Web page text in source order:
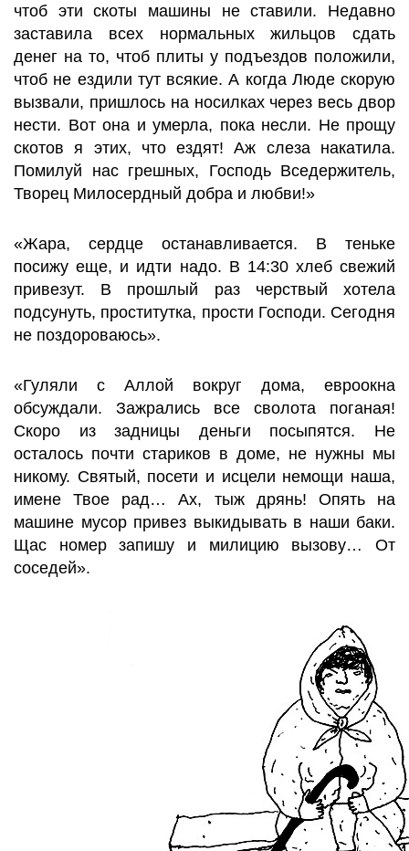
чтоб эти скоты машины не ставили. Недавно
заставила всех нормальных жильцов сдать
денег на то, чтоб плиты у подъездов положили,
чтоб не ездили тут всякие. А когда Люде скорую
вызвали, пришлось на носилках через весь двор
нести. Вот она и умерла, пока несли. Не прощу
скотов я этих, что ездят! Аж слеза накатила.
Помилуй нас грешных, Господь Вседержитель,
Творец Милосердный добра и любви!»
«Жара, сердце останавливается. В теньке
посижу еще, и идти надо. В 14:30 хлеб свежий
привезут. В прошлый раз черствый хотела
подсунуть, проститутка, прости Господи. Сегодня
не поздороваюсь».
«Гуляли с Аллой вокруг дома, евроокна
обсуждали. Зажрались все сволота поганая!
Скоро из задницы деньги посыпятся. Не
осталось почти стариков в доме, не нужны мы
никому. Святый, посети и исцели немощи наша,
имене Твое рад… Ах, тыж дрянь! Опять на
машине мусор привез выкидывать в наши баки.
Щас номер запишу и милицию вызову… От
соседей».